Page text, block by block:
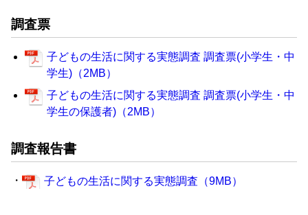
調査票
子どもの生活に関する実態調査 調査票(小学生・中
学生)（2MB）
子どもの生活に関する実態調査 調査票(小学生・中
学生の保護者)（2MB）
調査報告書
・ 子どもの生活に関する実態調査（9MB）